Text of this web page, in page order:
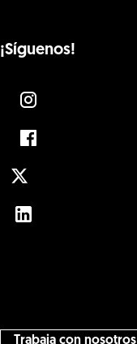
¡Síguenos!
Trabaja con nosotros